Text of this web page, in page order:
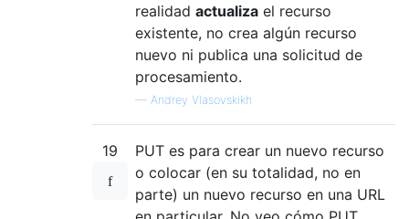
realidad actualiza el recurso
existente, no crea algún recurso
nuevo ni publica una solicitud de
procesamiento.
— Andrey Vlasovskikh
19
PUT es para crear un nuevo recurso
o colocar (en su totalidad, no en
parte) un nuevo recurso en una URL